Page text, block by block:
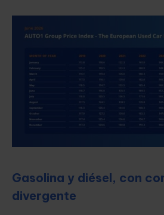
Gasolina y diésel, con
divergente